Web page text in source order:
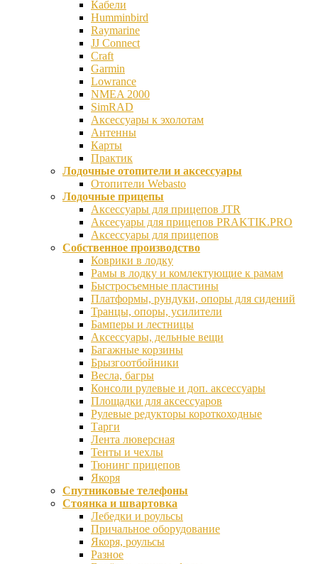
Кабели
Humminbird
Raymarine
JJ Connect
Craft
Garmin
Lowrance
NMEA 2000
SimRAD
Аксессуары к эхолотам
Антенны
Карты
Практик
Лодочные отопители и аксессуары
Отопители Webasto
Лодочные прицепы
Аксессуары для прицепов JTR
Аксесуары для прицепов PRAKTIK.PRO
Аксессуары для прицепов
Собственное производство
Коврики в лодку
Рамы в лодку и комлектующие к рамам
Быстросъемные пластины
Платформы, рундуки, опоры для сидений
Транцы, опоры, усилители
Бамперы и лестницы
Аксессуары, дельные вещи
Багажные корзины
Брызгоотбойники
Весла, багры
Консоли рулевые и доп. аксессуары
Площадки для аксессуаров
Рулевые редукторы короткоходные
Тарги
Лента люверсная
Тенты и чехлы
Тюнинг прицепов
Якоря
Спутниковые телефоны
Стоянка и швартовка
Лебедки и роульсы
Причальное оборудование
Якоря, роульсы
Разное